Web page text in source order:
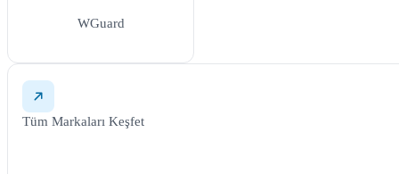
WGuard
Tüm Markaları Keşfet